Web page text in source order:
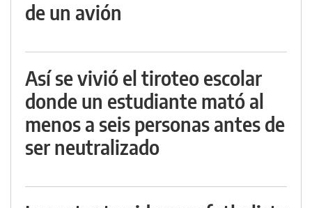
de un avión
Así se vivió el tiroteo escolar
donde un estudiante mató al
menos a seis personas antes de
ser neutralizado